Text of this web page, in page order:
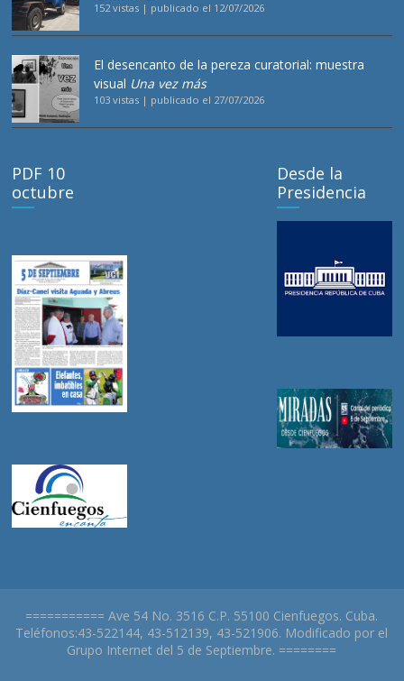
152 vistas | publicado el 12/07/2026
El desencanto de la pereza curatorial: muestra
visual Una vez más
103 vistas | publicado el 27/07/2026
PDF 10
octubre
Desde la
Presidencia
=========== Ave 54 No. 3516 C.P. 55100 Cienfuegos. Cuba.
Teléfonos:43-522144, 43-512139, 43-521906. Modificado por el
Grupo Internet del 5 de Septiembre. ========